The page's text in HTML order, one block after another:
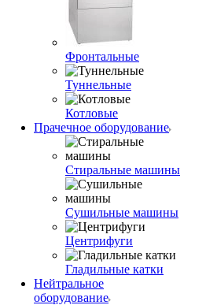
Фронтальные
Туннельные
Котловые
Прачечное оборудование
Стиральные машины
Сушильные машины
Центрифуги
Гладильные катки
Нейтральное
оборудование